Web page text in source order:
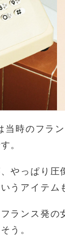
当時のフラ
。
やっぱり圧
うアイテム
ランス発
う。